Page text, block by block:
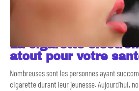
La cigarette
atout pour votre
Nombreuses sont les personnes ayant
cigarette durant leur jeunesse. Aujourd'hui,